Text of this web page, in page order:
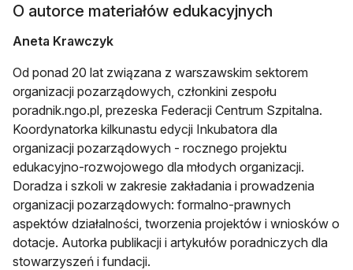
O autorce materiałów edukacyjnych
Aneta Krawczyk
Od ponad 20 lat związana z warszawskim sektorem
organizacji pozarządowych, członkini zespołu
poradnik.ngo.pl, prezeska Federacji Centrum Szpitalna.
Koordynatorka kilkunastu edycji Inkubatora dla
organizacji pozarządowych - rocznego projektu
edukacyjno-rozwojowego dla młodych organizacji.
Doradza i szkoli w zakresie zakładania i prowadzenia
organizacji pozarządowych: formalno-prawnych
aspektów działalności, tworzenia projektów i wniosków o
dotacje. Autorka publikacji i artykułów poradniczych dla
stowarzyszeń i fundacji.